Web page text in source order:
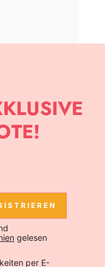
TRENDS VOR
Abonnieren
Abonnieren
gelesen
per E-